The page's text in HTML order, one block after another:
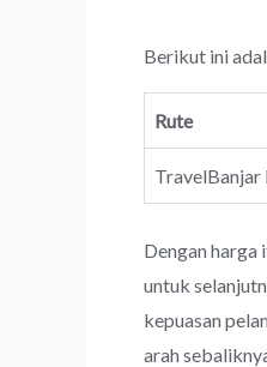
Berikut ini
Rute
TravelBanjar
Dengan harga
untuk
kepuasan
arah